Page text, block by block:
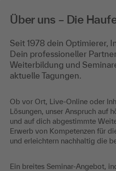
Über uns – Die
Seit 1978 dein Optimierer,
Dein professioneller
Weiterbildung und
aktuelle Tagungen.
Ob vor Ort, Live-Online oder
Lösungen, unser Anspruch auf
und auf dich abgestimmte
Erwerb von Kompetenzen für
und erleichtern nachhaltig die
Ein breites Seminar-Angebot,